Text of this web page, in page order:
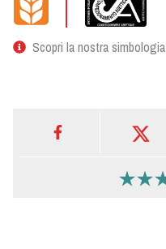
Scopri la nostra simbologia